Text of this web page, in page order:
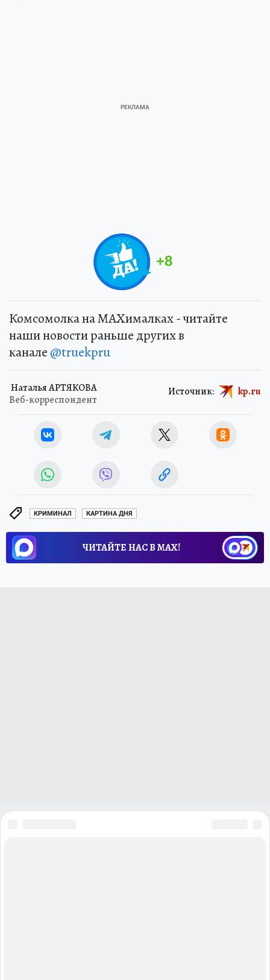
+8
Комсомолка на MAXималках - читайте
наши новости раньше других в
канале @truekpru
Наталья АРТЯКОВА
Веб-корреспондент
Источник: kp.ru
КРИМИНАЛ КАРТИНА ДНЯ
ЧИТАЙТЕ НАС В МАХ!